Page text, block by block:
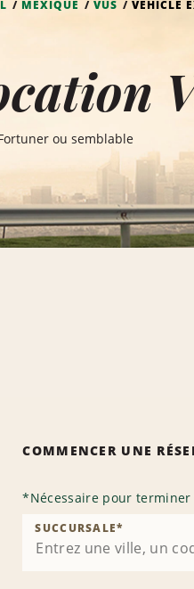
MEXIQUE VUS VEHICLE
ou semblable
COMMENCER UNE
*Nécessaire pour
SUCCURSALE*